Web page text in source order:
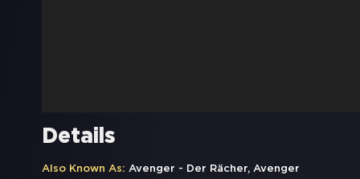
Details
Also Known As: Avenger - Der Rächer, Avenger